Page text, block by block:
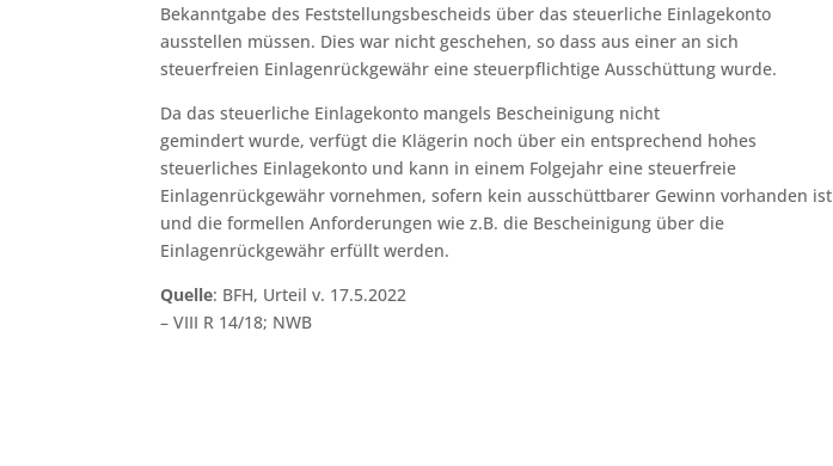
Bekanntgabe des Feststellungsbescheids über das steuerliche Einlagekonto
ausstellen müssen. Dies war nicht geschehen, so dass aus einer an sich
steuerfreien Einlagenrückgewähr eine steuerpflichtige Ausschüttung wurde.
Da das steuerliche Einlagekonto mangels Bescheinigung nicht
gemindert wurde, verfügt die Klägerin noch über ein entsprechend hohes
steuerliches Einlagekonto und kann in einem Folgejahr eine steuerfreie
Einlagenrückgewähr vornehmen, sofern kein ausschüttbarer Gewinn vorhanden ist
und die formellen Anforderungen wie z.B. die Bescheinigung über die
Einlagenrückgewähr erfüllt werden.
Quelle: BFH, Urteil v. 17.5.2022
– VIII R 14/18; NWB